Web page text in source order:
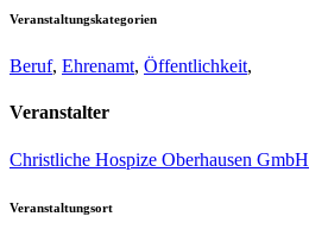
Veranstaltungskategorien
Beruf, Ehrenamt, Öffentlichkeit,
Veranstalter
Christliche Hospize Oberhausen GmbH
Veranstaltungsort